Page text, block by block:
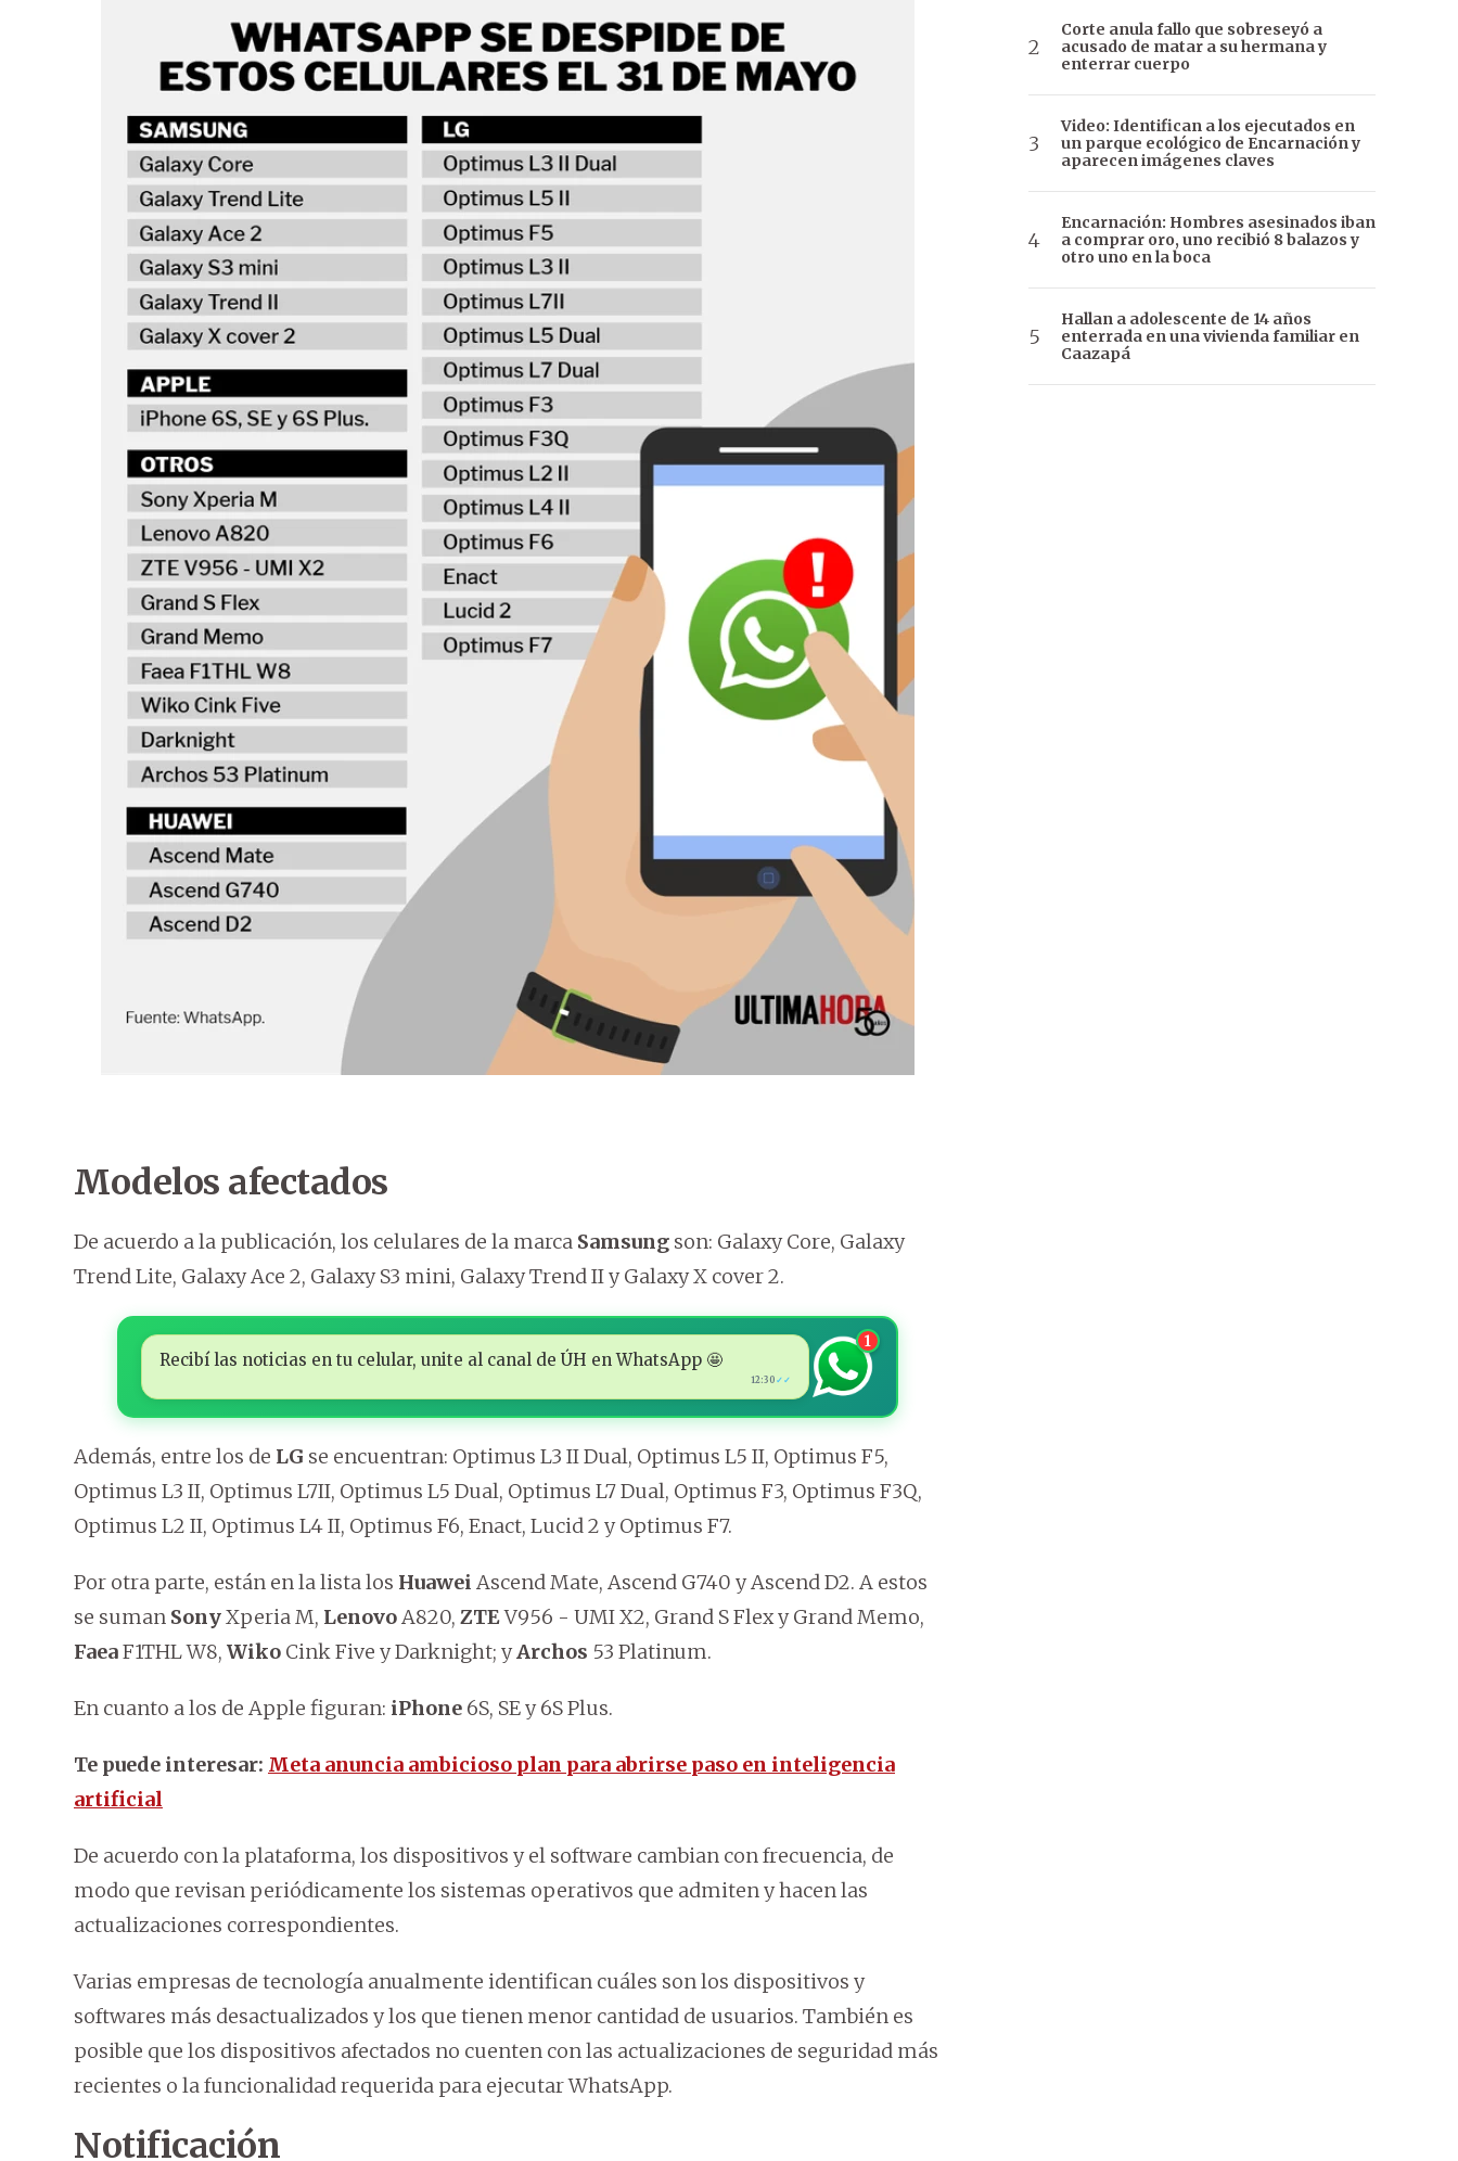
Modelos afectados
De acuerdo a la publicación, los celulares de la marca Samsung son: Galaxy Core, Galaxy
Trend Lite, Galaxy Ace 2, Galaxy S3 mini, Galaxy Trend II y Galaxy X cover 2.
Recibí las noticias en tu celular, unite al canal de ÚH en WhatsApp 🤩
12:30 ✓✓
1
Además, entre los de LG se encuentran: Optimus L3 II Dual, Optimus L5 II, Optimus F5,
Optimus L3 II, Optimus L7II, Optimus L5 Dual, Optimus L7 Dual, Optimus F3, Optimus F3Q,
Optimus L2 II, Optimus L4 II, Optimus F6, Enact, Lucid 2 y Optimus F7.
Por otra parte, están en la lista los Huawei Ascend Mate, Ascend G740 y Ascend D2. A estos
se suman SonyXperia M, LenovoA820, ZTEV956 - UMI X2, Grand S Flex y Grand Memo,
FaeaF1THL W8, Wiko Cink Five y Darknight; yArchos 53 Platinum.
En cuanto a los de Apple figuran: iPhone 6S, SE y 6S Plus.
Te puede interesar: Meta anuncia ambicioso plan para abrirse paso en inteligencia
artificial
De acuerdo con la plataforma, los dispositivos y el software cambian con frecuencia, de
modo que revisan periódicamente los sistemas operativos que admiten y hacen las
actualizaciones correspondientes.
Varias empresas de tecnología anualmente identifican cuáles son los dispositivos y
softwares más desactualizados y los que tienen menor cantidad de usuarios. También es
posible que los dispositivos afectados no cuenten con las actualizaciones de seguridad más
recientes o la funcionalidad requerida para ejecutar WhatsApp.
Notificación
Corte anula fallo que sobreseyó a
acusado de matar a su hermana y
enterrar cuerpo
Video: Identifican a los ejecutados en
un parque ecológico de Encarnación y
aparecen imágenes claves
Encarnación: Hombres asesinados iban
a comprar oro, uno recibió 8 balazos y
otro uno en la boca
Hallan a adolescente de 14 años
enterrada en una vivienda familiar en
Caazapá